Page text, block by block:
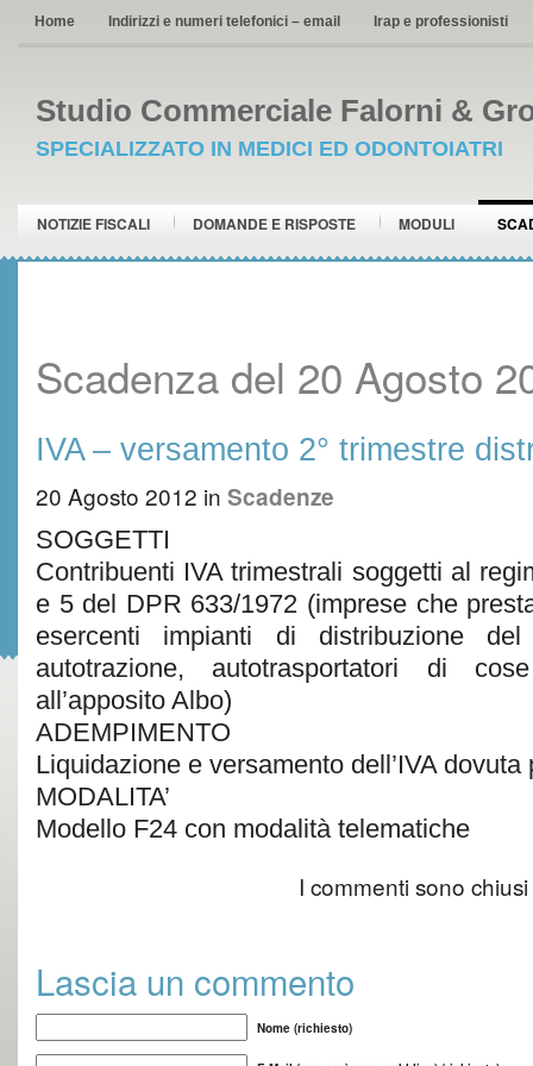
Home Indirizzi e numeri telefonici – email Irap e professionisti
Studio Commerciale Falorni &
SPECIALIZZATO IN MEDICI ED ODONTOIATRI
NOTIZIE FISCALI DOMANDE E RISPOSTE MODULI
Scadenza del 20 Agosto
IVA – versamento 2° trimestre
20 Agosto 2012 in Scadenze
SOGGETTI
Contribuenti IVA trimestrali soggetti al
e 5 del DPR 633/1972 (imprese che
esercenti impianti di distribuzione
autotrazione, autotrasportatori di
all’apposito Albo)
ADEMPIMENTO
Liquidazione e versamento dell’IVA dovuta
MODALITA’
Modello F24 con modalità telematiche
I commenti sono chiusi
Lascia un commento
Nome (richiesto)